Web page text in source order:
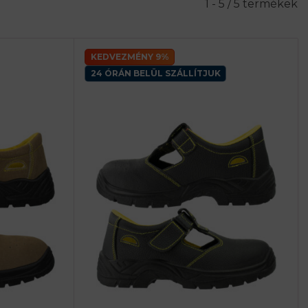
1 - 5 / 5 termékek
KEDVEZMÉNY 9%
24 ÓRÁN BELÜL SZÁLLÍTJUK